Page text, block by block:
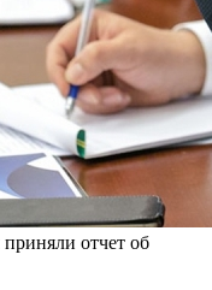
отчет об